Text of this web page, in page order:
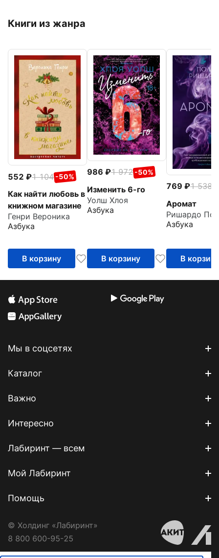
Книги из жанра
552 1 104 -50%
Как найти любовь в
книжном магазине
Генри Вероника
Азбука
В корзину
986 1 972 -50%
Изменить 6-го
Уолш Хлоя
Азбука
В корзину
769 1 538
Аромат
Ришардо
Азбука
В корзину
Мы в соцсетях
Каталог
Важно
Интересно
Лабиринт — всем
Мой Лабиринт
Помощь
© Холдинг «Лабиринт»
8 800 600-95-25